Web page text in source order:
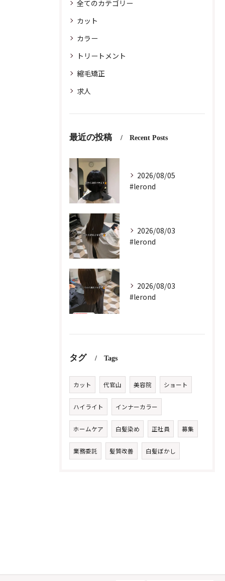
全てのカテゴリー
カット
カラー
トリートメント
縮毛矯正
求人
最近の投稿 Recent Posts
2026/08/05
#lerond
2026/08/03
#lerond
2026/08/03
#lerond
タグ Tags
カット 代官山 美容院 ショート
ハイライト インナーカラー
ホームケア 白髪染め 正社員 募集
業務委託 髪質改善 白髪ぼかし